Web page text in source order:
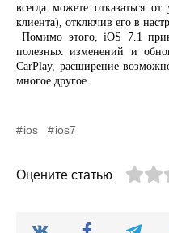
всегда можете отказаться
клиента), отключив его в н
Помимо этого, iOS 7.1
полезных изменений и
CarPlay, расширение
многое другое.
ios ios7
Оцените статью